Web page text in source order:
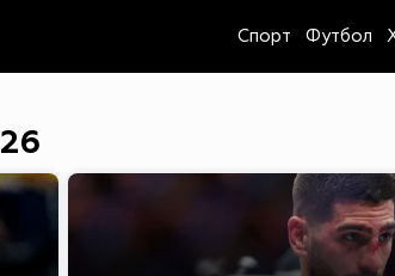
Спорт Футбол